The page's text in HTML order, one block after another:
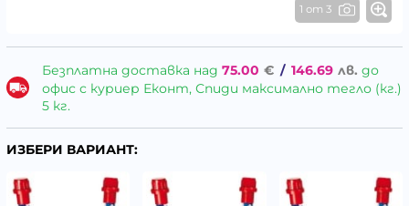
1 от 3
Безплатна доставка над 75.00 € / 146.69 лв. до
офис с куриер Еконт, Спиди максимално тегло (кг.)
5 кг.
ИЗБЕРИ ВАРИАНТ: